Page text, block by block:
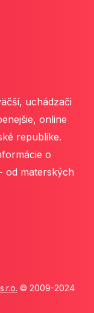
uchádzači
online
republike.
o
od materských
© 2009-2024